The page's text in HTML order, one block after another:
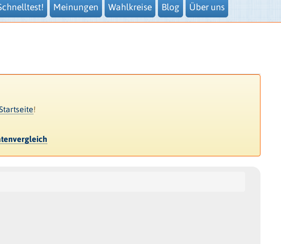
Meinungen Wahlkreise Blog Über uns
!